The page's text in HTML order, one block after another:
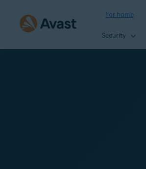
For home
Security